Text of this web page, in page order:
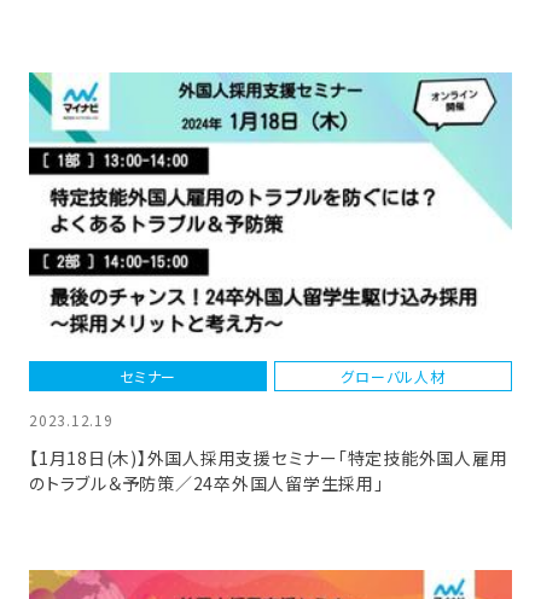
セミナー グローバル人材
2023.12.19
【1月18日(木)】外国人採用支援セミナー「特定技能外国人雇用
のトラブル＆予防策／24卒外国人留学生採用」